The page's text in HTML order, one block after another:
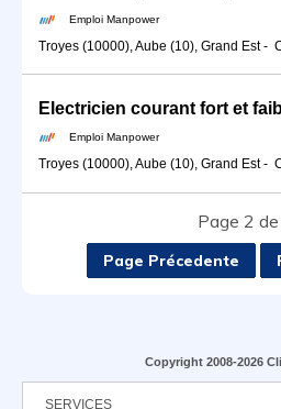
Emploi Manpower
Troyes (10000), Aube (10), Grand Est-
Electricien courant fort et
Emploi Manpower
Troyes (10000), Aube (10), Grand Est-
Page 2
Page Précedente
Copyright 2008-2026
SERVICES